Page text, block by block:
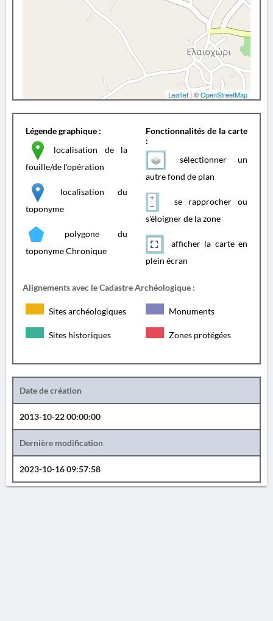
Leaflet | ©OpenStreetMap
Légende graphique :
localisation de la
fouille/de l'opération
localisation du
toponyme
polygone du
toponyme Chronique
Fonctionnalités de la carte
:
sélectionner un
autre fond de plan
se rapprocher ou
s'éloigner de la zone
afficher la carte en
plein écran
Alignements avec le Cadastre Archéologique :
Sites archéologiques Monuments
Sites historiques Zones protégées
Date de création
2013-10-22 00:00:00
Dernière modification
2023-10-16 09:57:58